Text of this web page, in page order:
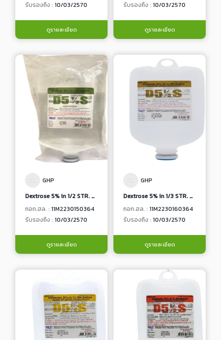
รับรองถึง : 10/03/2570
ดูรายละเอียด
รับรองถึง : 10/03/2570
ดูรายละเอียด
GHP
Dextrose 5% in 1/2 STR. Saline
กอท.ฮล. : 11M2230150364
รับรองถึง : 10/03/2570
ดูรายละเอียด
GHP
Dextrose 5% in 1/3 STR. Saline
กอท.ฮล. : 11M2230160364
รับรองถึง : 10/03/2570
ดูรายละเอียด